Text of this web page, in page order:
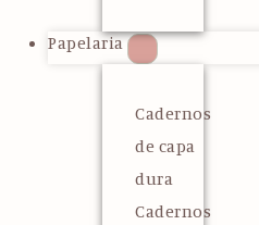
Papelaria
Cadernos
de capa
dura
Cadernos